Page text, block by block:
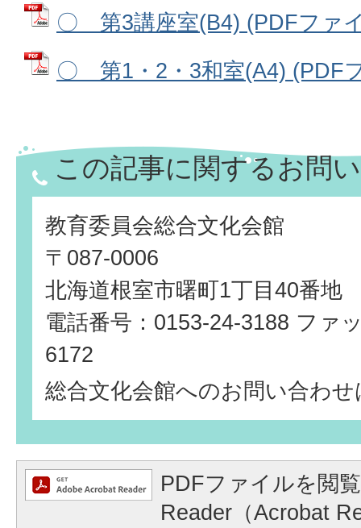
〇 第3講座室(B4) (PDFファ
〇 第1・2・3和室(A4) (PDF
この記事に関するお問
教育委員会総合文化会館
〒087-0006
北海道根室市曙町1丁目40番地
電話番号：0153-24-3188 ファ
6172
総合文化会館へのお問い合わせ
PDFファイルを閲
Reader（Acrobat